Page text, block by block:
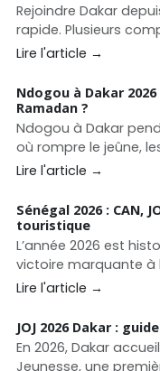
Rejoindre Dakar
rapide. Plusieurs
directs vers le
Lire l'article →
Ndogou à Dakar
Ramadan ?
Ndogou à Dakar
où rompre le jeûne,
Ramadan, plats
Lire l'article →
Sénégal 2026 : CAN,
touristique
L’année 2026 est
victoire marquante à
Olympiques de la
une destination
Lire l'article →
JOJ 2026 Dakar :
En 2026, Dakar
Jeunesse, une